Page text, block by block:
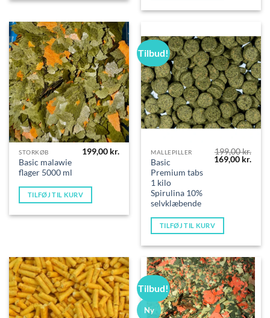
STORKØB
Basic malawie
flager 5000 ml
199,00 kr.
TILFØJ TIL KURV
Tilbud!
MALLEPILLER
Basic
Premium tabs
1 kilo
Spirulina 10%
selvklæbende
199,00kr.
Den
oprindelige
169,00 kr.Den
TILFØJ TIL KURV
Tilbud!
Ny